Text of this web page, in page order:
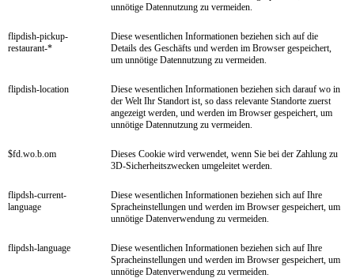
unnötige Datennutzung zu vermeiden.
flipdish-pickup-
restaurant-*
Diese wesentlichen Informationen beziehen sich auf die
Details des Geschäfts und werden im Browser gespeichert,
um unnötige Datennutzung zu vermeiden.
flipdish-location
Diese wesentlichen Informationen beziehen sich darauf wo in
der Welt Ihr Standort ist, so dass relevante Standorte zuerst
angezeigt werden, und werden im Browser gespeichert, um
unnötige Datennutzung zu vermeiden.
$fd.wo.b.om
Dieses Cookie wird verwendet, wenn Sie bei der Zahlung zu
3D-Sicherheitszwecken umgeleitet werden.
flipdsh-current-
language
Diese wesentlichen Informationen beziehen sich auf Ihre
Spracheinstellungen und werden im Browser gespeichert, um
unnötige Datenverwendung zu vermeiden.
flipdsh-language
Diese wesentlichen Informationen beziehen sich auf Ihre
Spracheinstellungen und werden im Browser gespeichert, um
unnötige Datenverwendung zu vermeiden.